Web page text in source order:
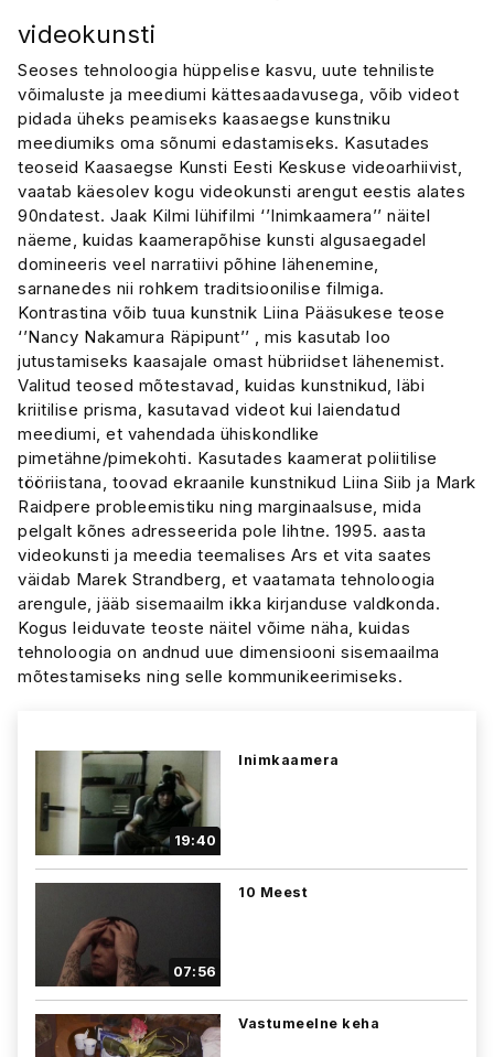
videokunsti
Seoses tehnoloogia hüppelise kasvu, uute tehniliste
võimaluste ja meediumi kättesaadavusega, võib videot
pidada üheks peamiseks kaasaegse kunstniku
meediumiks oma sõnumi edastamiseks. Kasutades
teoseid Kaasaegse Kunsti Eesti Keskuse videoarhiivist,
vaatab käesolev kogu videokunsti arengut eestis alates
90ndatest. Jaak Kilmi lühifilmi ‘’Inimkaamera’’ näitel
näeme, kuidas kaamerapõhise kunsti algusaegadel
domineeris veel narratiivi põhine lähenemine,
sarnanedes nii rohkem traditsioonilise filmiga.
Kontrastina võib tuua kunstnik Liina Pääsukese teose
‘’Nancy Nakamura Räpipunt’’ , mis kasutab loo
jutustamiseks kaasajale omast hübriidset lähenemist.
Valitud teosed mõtestavad, kuidas kunstnikud, läbi
kriitilise prisma, kasutavad videot kui laiendatud
meediumi, et vahendada ühiskondlike
pimetähne/pimekohti. Kasutades kaamerat poliitilise
tööriistana, toovad ekraanile kunstnikud Liina Siib ja Mark
Raidpere probleemistiku ning marginaalsuse, mida
pelgalt kõnes adresseerida pole lihtne. 1995. aasta
videokunsti ja meedia teemalises Ars et vita saates
väidab Marek Strandberg, et vaatamata tehnoloogia
arengule, jääb sisemaailm ikka kirjanduse valdkonda.
Kogus leiduvate teoste näitel võime näha, kuidas
tehnoloogia on andnud uue dimensiooni sisemaailma
mõtestamiseks ning selle kommunikeerimiseks.
19:40
Inimkaamera
07:56
10 Meest
Vastumeelne keha